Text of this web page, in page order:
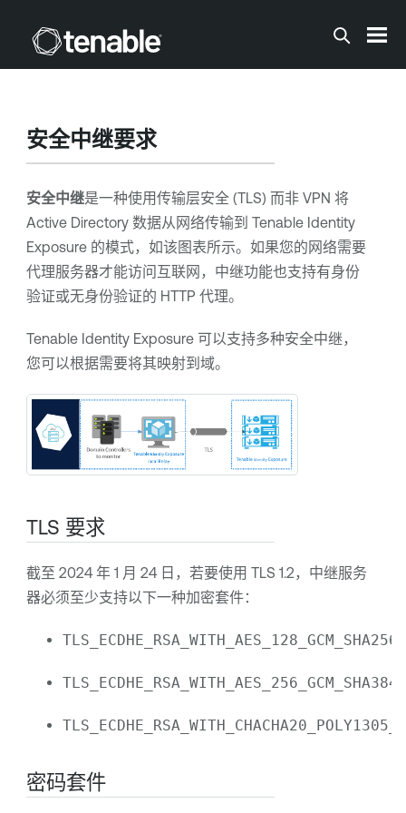
安全中继要求
安全中继是一种使用传输层安全 (TLS) 而非 VPN 将
Active Directory 数据从网络传输到 Tenable Identity
Exposure的模式，如该图表所示。如果您的网络需要
代理服务器才能访问互联网，中继功能也支持有身份
验证或无身份验证的 HTTP 代理。
Tenable Identity Exposure可以支持多种安全中继，
您可以根据需要将其映射到域。
TLS 要求
截至 2024 年 1 月 24 日，若要使用 TLS 1.2，中继服务
器必须至少支持以下一种加密套件：
TLS_ECDHE_RSA_WITH_AES_128_GCM_SHA256
TLS_ECDHE_RSA_WITH_AES_256_GCM_SHA384
密码套件